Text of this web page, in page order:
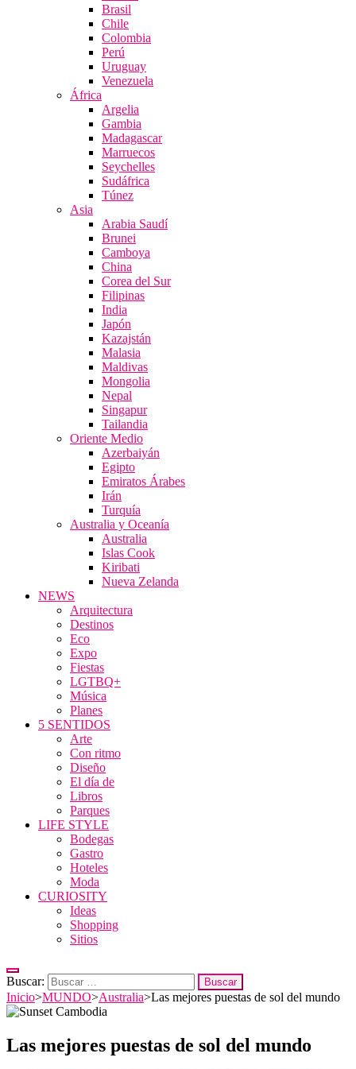
Brasil
Chile
Colombia
Perú
Uruguay
Venezuela
África
Argelia
Gambia
Madagascar
Marruecos
Seychelles
Sudáfrica
Túnez
Asia
Arabia Saudí
Brunei
Camboya
China
Corea del Sur
Filipinas
India
Japón
Kazajstán
Malasia
Maldivas
Mongolia
Nepal
Singapur
Tailandia
Oriente Medio
Azerbaiyán
Egipto
Emiratos Árabes
Irán
Turquía
Australia y Oceanía
Australia
Islas Cook
Kiribati
Nueva Zelanda
NEWS
Arquitectura
Destinos
Eco
Expo
Fiestas
LGTBQ+
Música
Planes
5 SENTIDOS
Arte
Con ritmo
Diseño
El día de
Libros
Parques
LIFE STYLE
Bodegas
Gastro
Hoteles
Moda
CURIOSITY
Ideas
Shopping
Sitios
Buscar:
Inicio>MUNDO>Australia>Las mejores puestas de sol del mundo
Las mejores puestas de sol del mundo